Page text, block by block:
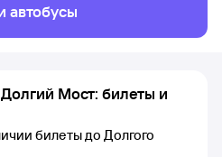
автобусы
Мост: билеты и
билеты до Долгого